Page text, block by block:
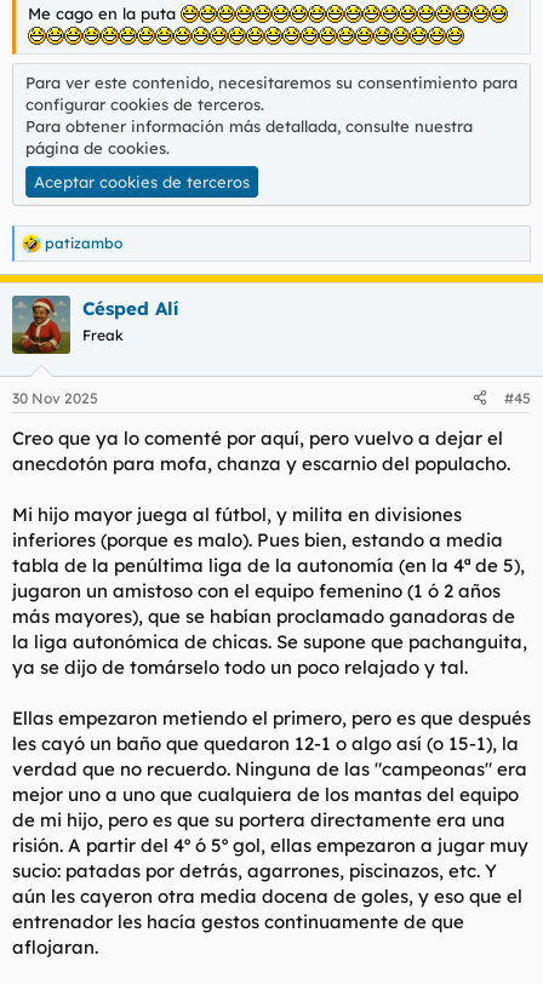
Me cago en la puta
Para ver este contenido, necesitaremos su consentimiento para
configurar cookies de terceros.
Para obtener información más detallada, consulte nuestra
página de cookies.
Aceptar cookies de terceros
R
e
a
c
c
i
e
:
patizambo
Césped Alí
Freak
30 Nov 2025 #45
Creo que ya lo comenté por aquí, pero vuelvo a dejar el
anecdotón para mofa, chanza y escarnio del populacho.
Mi hijo mayor juega al fútbol, y milita en divisiones
inferiores (porque es malo). Pues bien, estando a media
tabla de la penúltima liga de la autonomía (en la 4ª de 5),
jugaron un amistoso con el equipo femenino (1 ó 2 años
más mayores), que se habían proclamado ganadoras de
la liga autonómica de chicas. Se supone que pachanguita,
ya se dijo de tomárselo todo un poco relajado y tal.
Ellas empezaron metiendo el primero, pero es que después
les cayó un baño que quedaron 12-1 o algo así (o 15-1), la
verdad que no recuerdo. Ninguna de las "campeonas" era
mejor uno a uno que cualquiera de los mantas del equipo
de mi hijo, pero es que su portera directamente era una
risión. A partir del 4º ó 5º gol, ellas empezaron a jugar muy
sucio: patadas por detrás, agarrones, piscinazos, etc. Y
aún les cayeron otra media docena de goles, y eso que el
entrenador les hacía gestos continuamente de que
aflojaran.